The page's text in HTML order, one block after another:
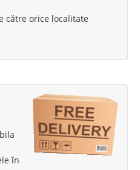
către orice localitate
în